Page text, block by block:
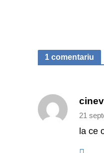
1 comentariu
21
la ce